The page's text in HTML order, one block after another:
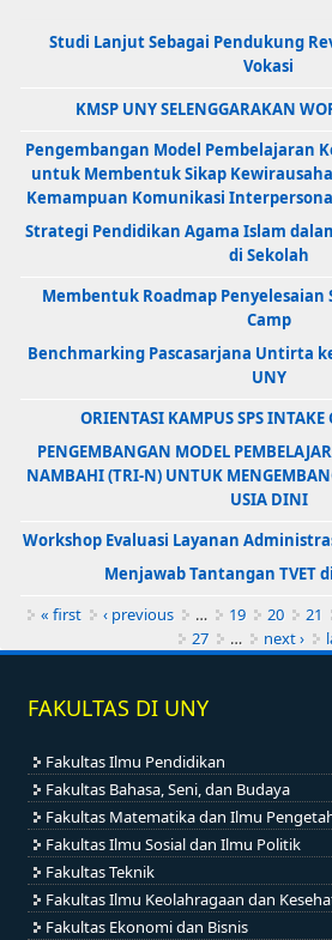
Studi Lanjut Sebagai Pendukung
Vokasi
KMSP UNY SELENGGARAKAN
Pengembangan Model Pembelajaran
untuk Membentuk Sikap
Kemampuan Komunikasi
Strategi Pendidikan Agama Islam
di Sekolah
Membentuk Roadmap
Camp
Benchmarking Pascasarjana Untirta
UNY
ORIENTASI KAMPUS SPS INTAKE
PENGEMBANGAN MODEL
NAMBAHI (TRI-N) UNTUK
USIA DINI
Workshop Evaluasi Layanan
Menjawab Tantangan TVET
Pages
« first ‹ previous … 19 20 21
27
… next ›
FAKULTAS DI UNY
Fakultas Ilmu Pendidikan
Fakultas Bahasa, Seni, dan Budaya
Fakultas Matematika dan Ilmu
Fakultas Ilmu Sosial dan Ilmu Politik
Fakultas Teknik
Fakultas Ilmu Keolahragaan dan
Fakultas Ekonomi dan Bisnis